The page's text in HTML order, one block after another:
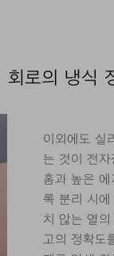
로의 냉식
이외에도 실
는 것이 전
홈과 높은
록 분리 시
치 않는 열
고의 정확도